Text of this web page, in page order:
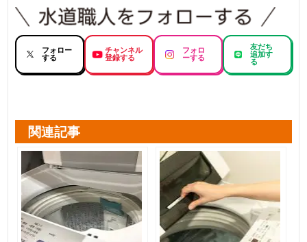
フォロー
する
チャンネル
登録する
フォロ
ーする
友だち
追加す
る
関連記事